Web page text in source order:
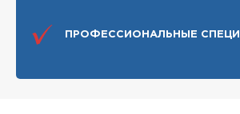
ПРОФЕССИОНАЛЬНЫЕ